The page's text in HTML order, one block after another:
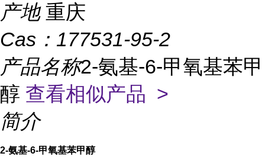
产地 重庆
Cas： 177531-95-2
产品名称2-氨基-6-甲氧基苯甲
醇 查看相似产品 >
简介
2-氨基-6-甲氧基苯甲醇